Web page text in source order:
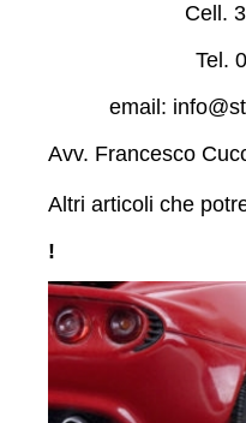
Cell.
Tel.
email:
Avv. Francesco
Altri articoli che
!